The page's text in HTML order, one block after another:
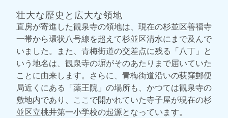
壮大な歴史と広大な領地
直房が寄進した観泉寺の領地は、現在の杉並区善福寺
一帯から環状八号線を超えて杉並区清水にまで及んで
いました。また、青梅街道の交差点に残る「八丁」と
いう地名は、観泉寺の塀がそのあたりまで届いていた
ことに由来します。さらに、青梅街道沿いの荻窪郵便
局近くにある「薬王院」の場所も、かつては観泉寺の
敷地内であり、ここで開かれていた寺子屋が現在の杉
並区立桃井第一小学校の起源となっています。